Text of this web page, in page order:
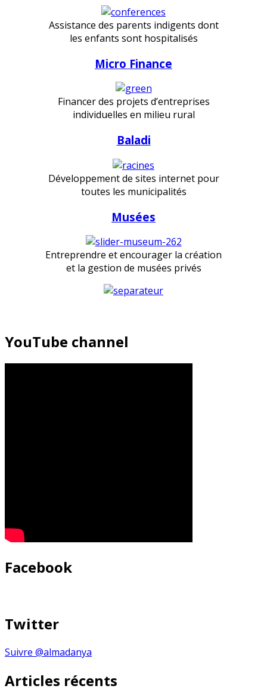
Assistance des parents indigents dont
les enfants sont hospitalisés
Micro Finance
Financer des projets d’entreprises
individuelles en milieu rural
Baladi
Développement de sites internet pour
toutes les municipalités
Musées
Entreprendre et encourager la création
et la gestion de musées privés
YouTube channel
Facebook
Twitter
Suivre @almadanya
Articles récents